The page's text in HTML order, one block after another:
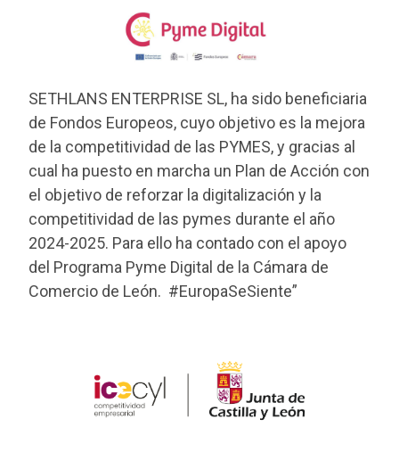
SETHLANS ENTERPRISE SL, ha sido beneficiaria
de Fondos Europeos, cuyo objetivo es la mejora
de la competitividad de las PYMES, y gracias al
cual ha puesto en marcha un Plan de Acción con
el objetivo de reforzar la digitalización y la
competitividad de las pymes durante el año
2024-2025. Para ello ha contado con el apoyo
del Programa Pyme Digital de la Cámara de
Comercio de León. #EuropaSeSiente”